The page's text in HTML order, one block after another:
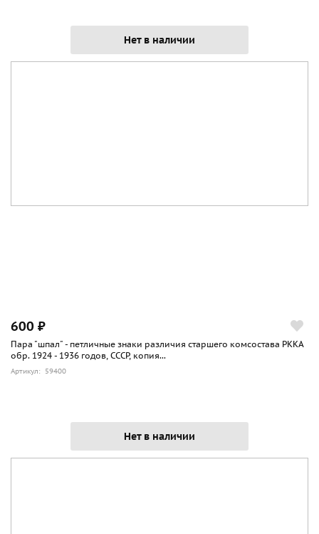
Нет в наличии
600 ₽
Пара "шпал" - петличные знаки различия старшего комсостава РККА
обр. 1924 - 1936 годов, СССР, копия...
Артикул: 59400
Нет в наличии